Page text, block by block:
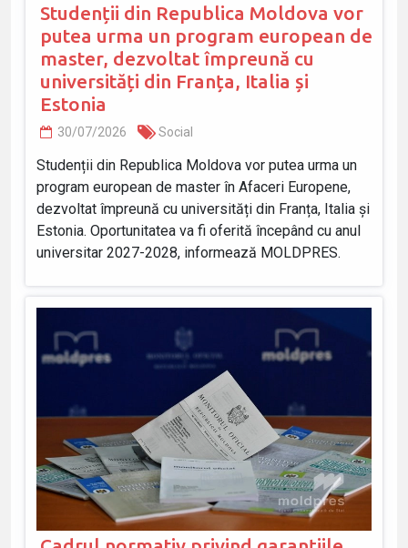
Studenții din Republica Moldova vor
putea urma un program european de
master, dezvoltat împreună cu
universități din Franța, Italia și
Estonia
30/07/2026 Social
Studenții din Republica Moldova vor putea urma un
program european de master în Afaceri Europene,
dezvoltat împreună cu universități din Franța, Italia și
Estonia. Oportunitatea va fi oferită începând cu anul
universitar 2027-2028, informează MOLDPRES.